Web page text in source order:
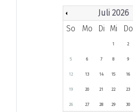
Juli 2026
So
Mo Di Mi Do
1 2
5 6 7 8 9
12 13 14 15 16
19 20 21 22 23
26 27 28 29 30